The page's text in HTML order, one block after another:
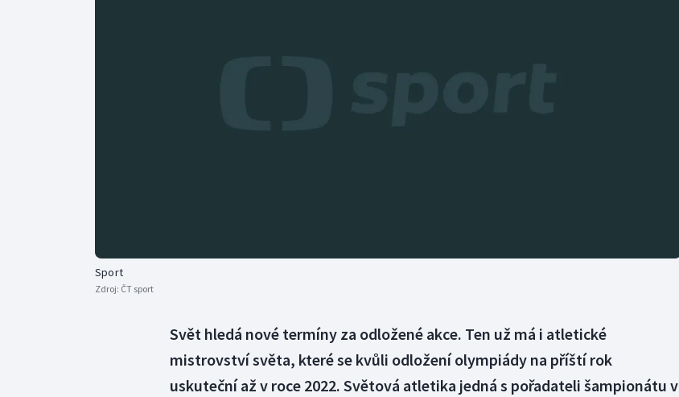
Sport
Zdroj: ČT sport
Svět hledá nové termíny za odložené akce. Ten už má i atletické
mistrovství světa, které se kvůli odložení olympiády na příští rok
uskuteční až v roce 2022. Světová atletika jedná s pořadateli šampionátu v